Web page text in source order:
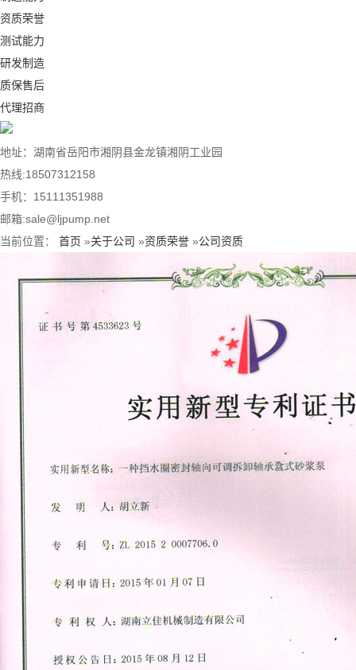
资质荣誉
测试能力
研发制造
质保售后
代理招商
地址：湖南省岳阳市湘阴县金龙镇湘阴工业园
热线:18507312158
手机：15111351988
邮箱:sale@ljpump.net
当前位置：
首页 »关于公司 »资质荣誉 »公司资质